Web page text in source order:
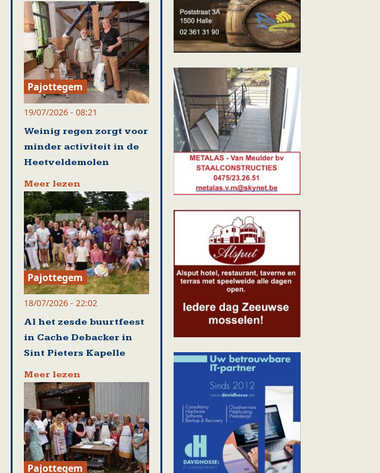
Pajottegem
19/07/2026 - 08:21
Weinig regen zorgt voor
minder activiteit in de
Heetveldemolen
Meer lezen
Pajottegem
18/07/2026 - 22:02
Al het zesde buurtfeest
in Cache Debacker in
Sint Pieters Kapelle
Meer lezen
Pajottegem